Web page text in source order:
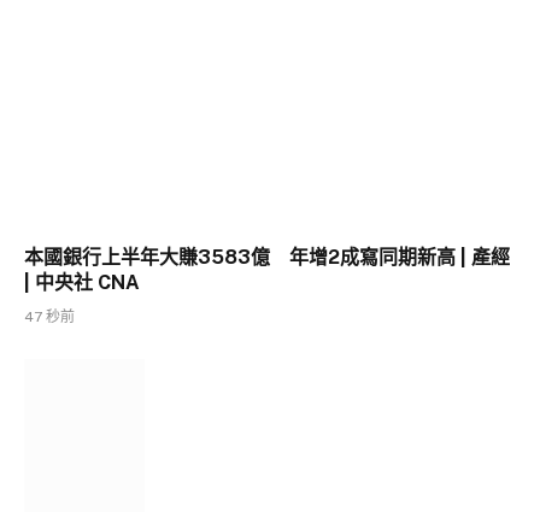
本國銀行上半年大賺3583億 年增2成寫同期新高 | 產經
| 中央社 CNA
47 秒前